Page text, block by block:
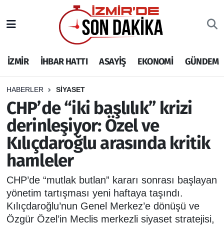
İZMİR İHBAR HATTI ASAYİŞ EKONOMİ GÜNDEM
HABERLER SİYASET
CHP’de “iki başlılık” krizi
derinleşiyor: Özel ve
Kılıçdaroğlu arasında kritik
hamleler
CHP’de “mutlak butlan” kararı sonrası başlayan
yönetim tartışması yeni haftaya taşındı.
Kılıçdaroğlu’nun Genel Merkez’e dönüşü ve
Özgür Özel’in Meclis merkezli siyaset stratejisi,
İHBAR HATTI
DEPREM
GENEL
EKONOMİ
SİYASET
SPOR
ASAYİŞ
İzmir Nöbetçi Eczaneler
İzmir Hava Durumu
İzmir Namaz Vakitleri
İzmir Trafik Yoğunluk Haritası
Puan Durumu ve Fikstür
Tüm Manşetler
Son Dakika Haberleri
Haber Arşivi